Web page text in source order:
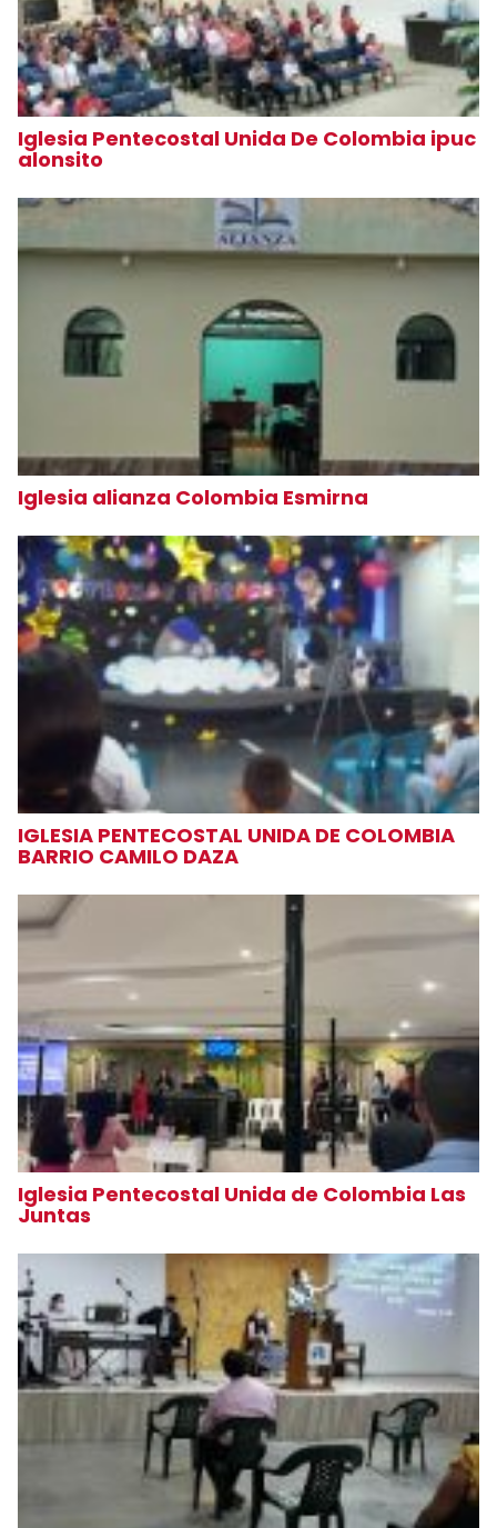
Iglesia Pentecostal Unida De Colombia ipuc
alonsito
Iglesia alianza Colombia Esmirna
IGLESIA PENTECOSTAL UNIDA DE COLOMBIA
BARRIO CAMILO DAZA
Iglesia Pentecostal Unida de Colombia Las
Juntas